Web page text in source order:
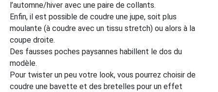
l’automne/hiver avec une paire de collants.
Enfin, il est possible de coudre une jupe, soit plus
moulante (à coudre avec un tissu stretch) ou alors à la
coupe droite.
Des fausses poches paysannes habillent le dos du
modèle.
Pour twister un peu votre look, vous pourrez choisir de
coudre une bavette et des bretelles pour un effet